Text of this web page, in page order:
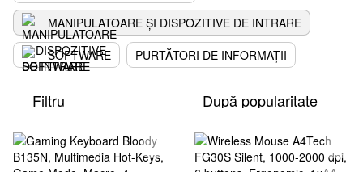
MANIPULATOARE ȘI DISPOZITIVE DE INTRARE
SOFTWARE
PURTĂTORI DE INFORMAȚII
Filtru După popularitate